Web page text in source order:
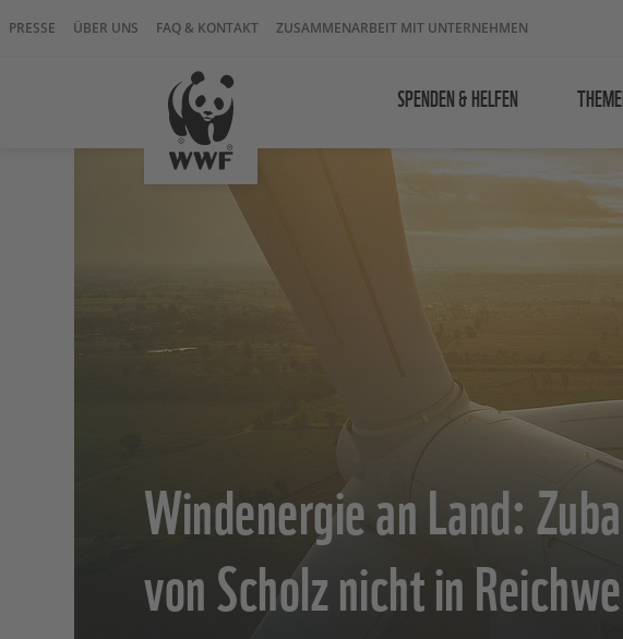
PRESSE ÜBER UNS FAQ & KONTAKT ZUSAMMENARBEIT MIT UNTERNEHMEN
SPENDEN & HELFEN
Windenergie an Land:
von Scholz nicht in